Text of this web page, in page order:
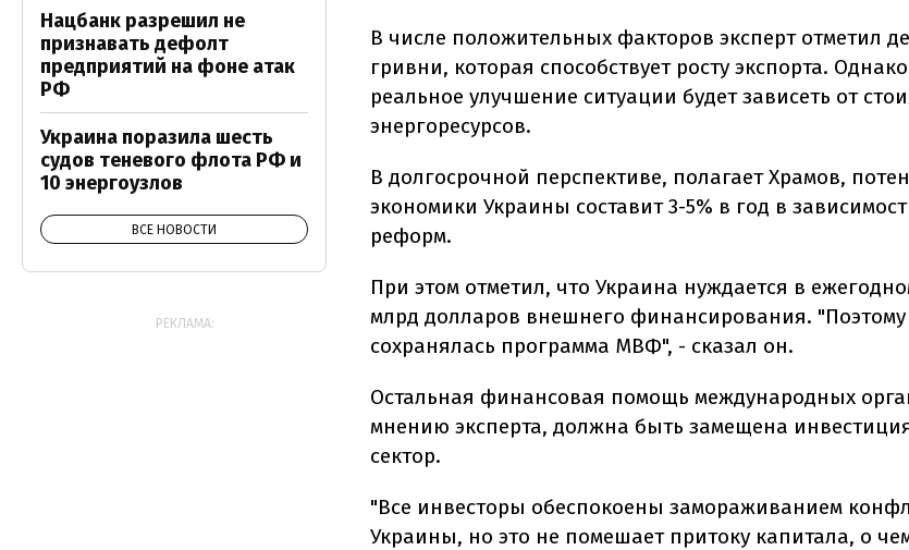
В числе положительных факторов эксперт отметил
гривни, которая способствует росту экспорта.
реальное улучшение ситуации будет зависеть от
энергоресурсов.
В долгосрочной перспективе, полагает Храмов,
экономики Украины составит 3-5% в год в
реформ.
При этом отметил, что Украина нуждается в
млрд долларов внешнего финансирования.
сохранялась программа МВФ", - сказал он.
Остальная финансовая помощь международных
мнению эксперта, должна быть замещена
сектор.
"Все инвесторы обеспокоены замораживанием
Украины, но это не помешает притоку капитала, о
Нацбанк разрешил не
признавать дефолт
предприятий на фоне атак
РФ
Украина поразила шесть
судов теневого флота РФ и
10 энергоузлов
ВСЕ НОВОСТИ
РЕКЛАМА: